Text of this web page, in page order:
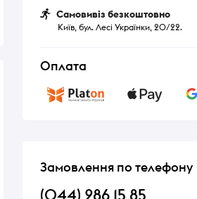
Самовивіз безкоштовно
Київ, бул. Лесі Українки, 20/22.
Оплата
Замовлення по телефону
(044) 286 15 85